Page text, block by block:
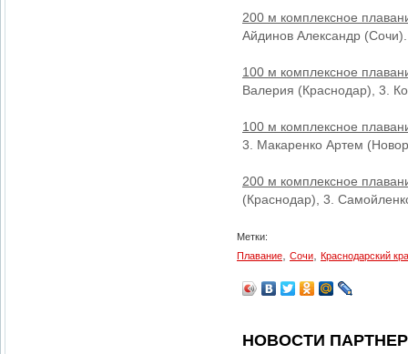
200 м комплексное
Айдинов Александр (Сочи).
100 м комплексное
Валерия (Краснодар), 3.
100 м комплексное
3. Макаренко Артем
200 м комплексное
(Краснодар), 3.
Метки:
Плавание
Сочи Краснодарский
НОВОСТИ